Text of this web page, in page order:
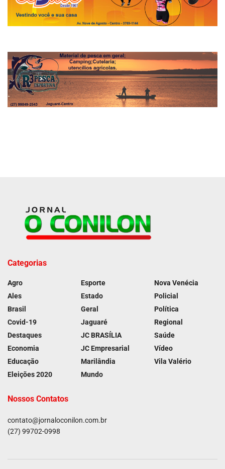
Categorias
Agro
Ales
Brasil
Covid-19
Destaques
Economia
Educação
Eleições 2020
Esporte
Estado
Geral
Jaguaré
JC BRASÍLIA
JC Empresarial
Marilândia
Mundo
Nova Venécia
Policial
Política
Regional
Saúde
Vídeo
Vila Valério
Nossos Contatos
contato@jornaloconilon.com.br
(27) 99702-0998